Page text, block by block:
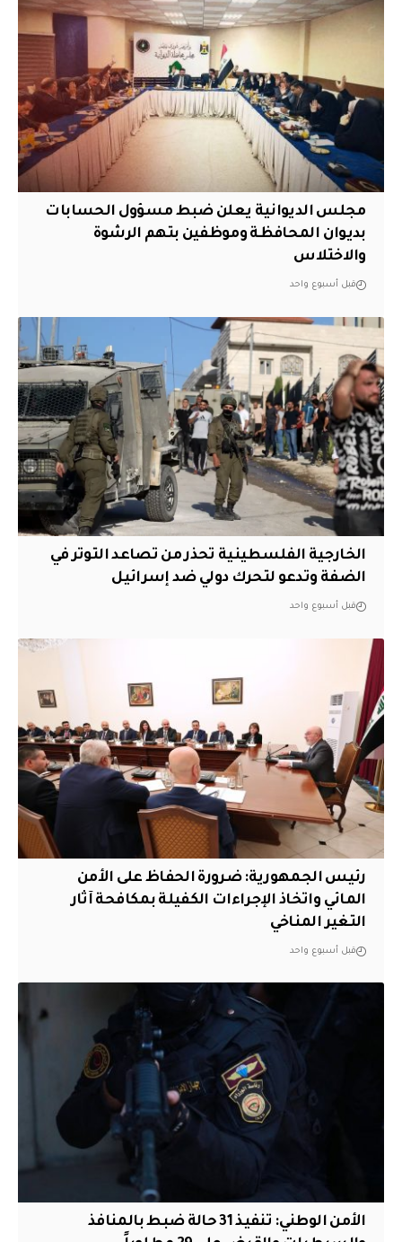
مجلس الديوانية يعلن ضبط مسؤول الحسابات
بديوان المحافظة وموظفين بتهم الرشوة
والاختلاس
قبل أسبوع واحد
الخارجية الفلسطينية تحذر من تصاعد التوتر في
الضفة وتدعو لتحرك دولي ضد إسرائيل
قبل أسبوع واحد
رئيس الجمهورية: ضرورة الحفاظ على الأمن
المائي واتخاذ الإجراءات الكفيلة بمكافحة آثار
التغير المناخي
قبل أسبوع واحد
الأمن الوطني: تنفيذ 31 حالة ضبط بالمنافذ